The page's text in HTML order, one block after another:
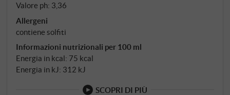
Valore ph: 3,36
Allergeni
contiene solfiti
Informazioni nutrizionali per 100 ml
Energia in kcal: 75 kcal
Energia in kJ: 312 kJ
SCOPRI DI PIÙ